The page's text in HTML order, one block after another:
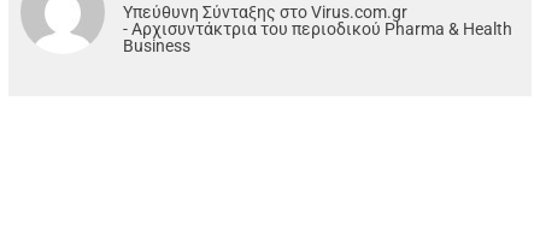
Υπεύθυνη Σύνταξης στο Virus.com.gr
- Αρχισυντάκτρια του περιοδικού Pharma & Health
Business